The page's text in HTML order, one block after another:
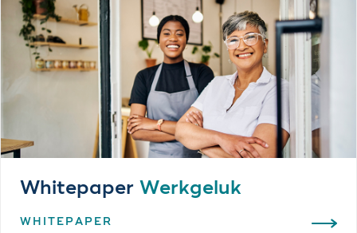
Whitepaper Werkgeluk
WHITEPAPER